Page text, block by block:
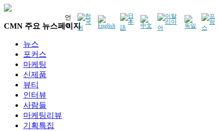
언
어
CMN 주요 뉴스페이지
뉴스
포커스
마케팅
신제품
뷰티
인터뷰
사람들
마케팅리뷰
기획특집